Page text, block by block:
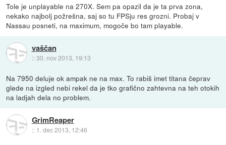
Tole je unplayable na 270X. Sem pa opazil da je ta prva zona,
nekako najbolj požrešna, saj so tu FPSju res grozni. Probaj v
Nassau posneti, na maximum, mogoče bo tam playable.
vaščan
::30. nov 2013, 19:13
Na 7950 deluje ok ampak ne na max. To rabiš imet titana čeprav
glede na izgled nebi rekel da je tko grafično zahtevna na teh otokih
na ladjah dela no problem.
GrimReaper
:: 1. dec 2013, 12:46